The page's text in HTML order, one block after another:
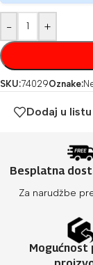
- +
SKU:74029Oznake:
Dodaj u
Besplatna
Za narudžbe
Mogućnost